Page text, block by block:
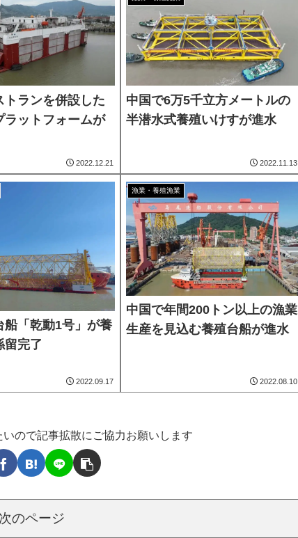
トランを併設した
ラットフォームが
2022.12.21
中国で6万5千立方メートルの
半潜水式養殖いけすが進水
2022.11.13
船「乾動1号」が養
留完了
2022.09.17
漁業・養殖漁業
中国で年間200トン以上の漁業
生産を見込む養殖台船が進水
2022.08.10
ので記事拡散にご協力お願いします
次のページ